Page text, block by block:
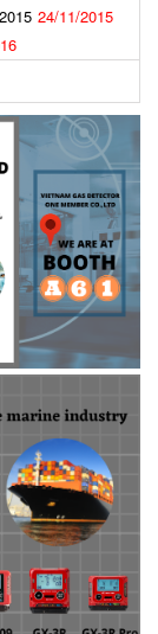
24/11/2015